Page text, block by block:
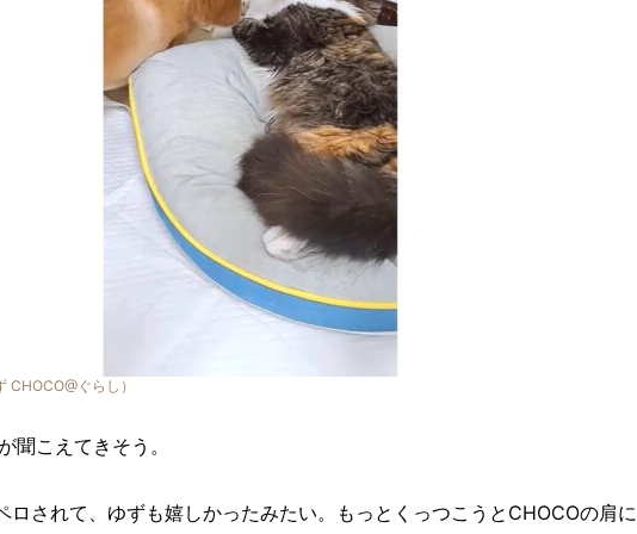
CHOCO@ぐらし）
聞こえてきそう。
ロされて、ゆずも嬉しかったみたい。もっとくっつこうとCHOCOの肩に